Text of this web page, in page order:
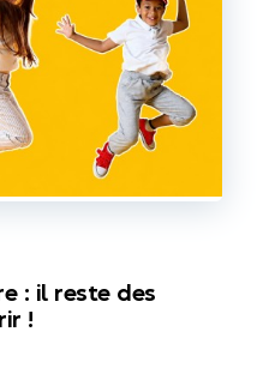
: il reste des
!